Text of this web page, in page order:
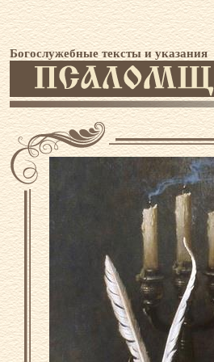
Богослужебные тексты и указания